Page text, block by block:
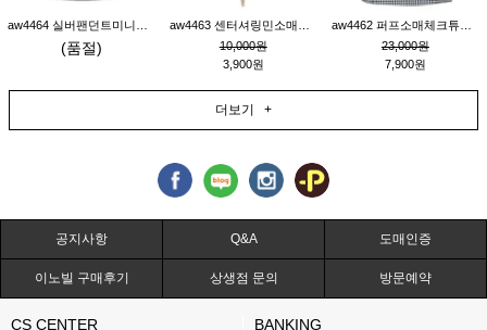
(품절)
10,000원
3,900원
23,000원
7,900원
더보기 +
공지사항 Q&A 도매인증
이노빌 구매후기 상생점 문의 방문예약
CS CENTER BANKING